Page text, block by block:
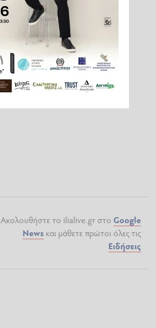
Ακολουθήστε το ilialive.gr στο Google
News και μάθετε πρώτοι όλες τις
Ειδήσεις